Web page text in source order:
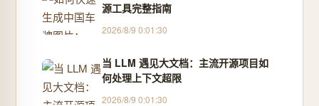
源工具完整指南
2026/8/9 0:01:30
当 LLM 遇见大文档：主流开源项目如
何处理上下文超限
2026/8/9 0:01:30